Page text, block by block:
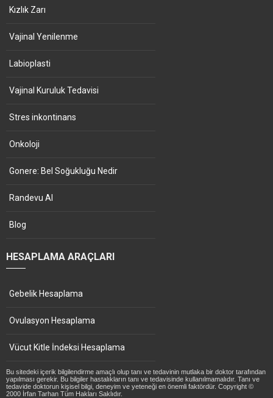
Kızlık Zarı
Vajinal Yenilenme
Labioplasti
Vajinal Kuruluk Tedavisi
Stres inkontinans
Onkoloji
Gonere: Bel Soğukluğu Nedir
Randevu Al
Blog
HESAPLAMA ARAÇLARI
Gebelik Hesaplama
Ovulasyon Hesaplama
Vücut Kitle İndeksi Hesaplama
Bu sitedeki içerik bilgilendirme amaçlı olup tanı ve tedavinin mutlaka bir doktor tarafından
yapılması gerekir. Bu bilgiler hastalıkların tanı ve tedavisinde kullanılmamalıdır. Tanı ve
tedavide doktorun kişisel bilgi, deneyim ve yeteneği en önemli faktördür. Copyright ©
2000 İrfan Tarhan Tüm Hakları Saklıdır.